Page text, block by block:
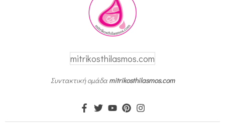
mitrikosthilasmos.com
Συντακτική ομάδαmitrikosthilasmos.com